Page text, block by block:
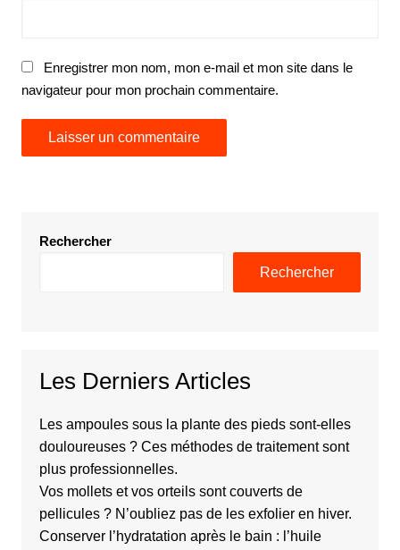
Enregistrer mon nom, mon e-mail et mon site dans le
navigateur pour mon prochain commentaire.
Rechercher
Rechercher
Les Derniers Articles
Les ampoules sous la plante des pieds sont-elles
douloureuses ? Ces méthodes de traitement sont
plus professionnelles.
Vos mollets et vos orteils sont couverts de
pellicules ? N’oubliez pas de les exfolier en hiver.
Conserver l’hydratation après le bain : l’huile